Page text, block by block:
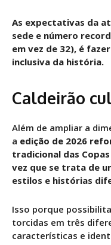
As expectativas da
sede e número
em vez de 32), é
inclusiva da história.
Caldeirão
Além de ampliar a
a edição de 2026
tradicional das
vez que se trata de
estilos e histórias
Isso porque
torcidas em três
características e